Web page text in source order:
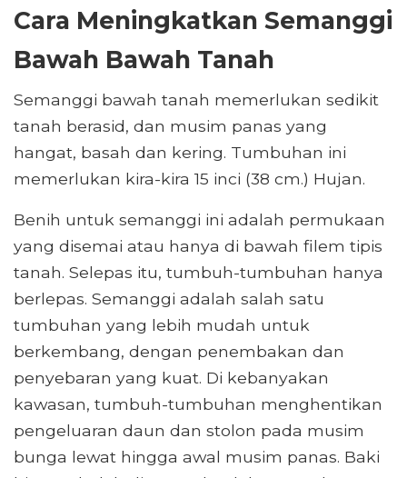
Cara Meningkatkan Semanggi
Bawah Bawah Tanah
Semanggi bawah tanah memerlukan sedikit
tanah berasid, dan musim panas yang
hangat, basah dan kering. Tumbuhan ini
memerlukan kira-kira 15 inci (38 cm.) Hujan.
Benih untuk semanggi ini adalah permukaan
yang disemai atau hanya di bawah filem tipis
tanah. Selepas itu, tumbuh-tumbuhan hanya
berlepas. Semanggi adalah salah satu
tumbuhan yang lebih mudah untuk
berkembang, dengan penembakan dan
penyebaran yang kuat. Di kebanyakan
kawasan, tumbuh-tumbuhan menghentikan
pengeluaran daun dan stolon pada musim
bunga lewat hingga awal musim panas. Baki